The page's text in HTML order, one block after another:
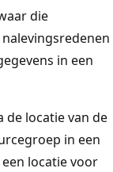
die
in een
de locatie van de
in een
locatie voor